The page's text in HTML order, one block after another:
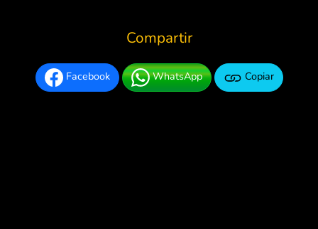
Compartir
Facebook WhatsApp Copiar